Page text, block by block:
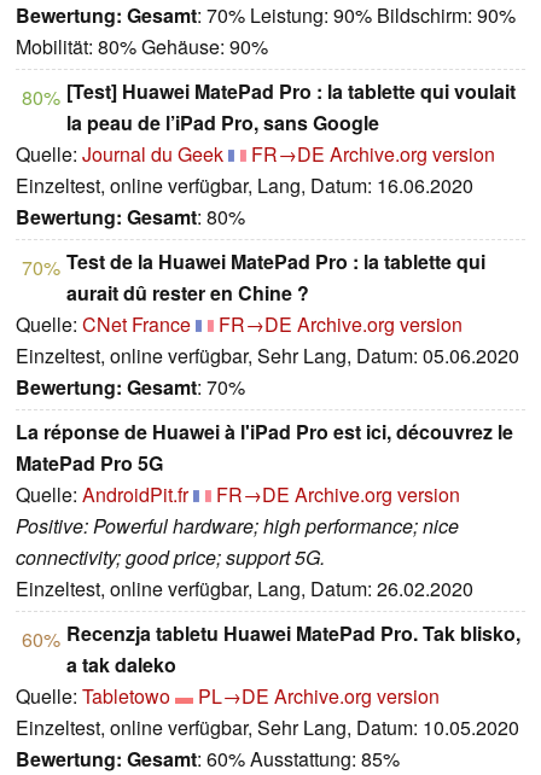
Bewertung: Gesamt: 70% Leistung: 90% Bildschirm: 90%
Mobilität: 80% Gehäuse: 90%
80% [Test] Huawei MatePad Pro : la tablette qui voulait
la peau de l’iPad Pro, sans Google
Quelle: Journal du Geek FR→DE Archive.org version
Einzeltest, online verfügbar, Lang, Datum: 16.06.2020
Bewertung: Gesamt: 80%
70% Test de la Huawei MatePad Pro : la tablette qui
aurait dû rester en Chine ?
Quelle: CNet France FR→DE Archive.org version
Einzeltest, online verfügbar, Sehr Lang, Datum: 05.06.2020
Bewertung: Gesamt: 70%
La réponse de Huawei à l'iPad Pro est ici, découvrez le
MatePad Pro 5G
Quelle: AndroidPit.fr FR→DE Archive.org version
Positive: Powerful hardware; high performance; nice
connectivity; good price; support 5G.
Einzeltest, online verfügbar, Lang, Datum: 26.02.2020
60% Recenzja tabletu Huawei MatePad Pro. Tak blisko,
a tak daleko
Quelle: Tabletowo PL→DE Archive.org version
Einzeltest, online verfügbar, Sehr Lang, Datum: 10.05.2020
Bewertung: Gesamt: 60% Ausstattung: 85%